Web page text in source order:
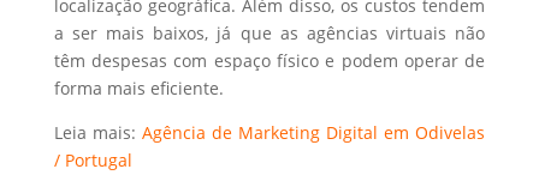
localização geográfica. Além disso, os custos tendem
a ser mais baixos, já que as agências virtuais não
têm despesas com espaço físico e podem operar de
forma mais eficiente.
Leia mais: Agência de Marketing Digital em Odivelas
/ Portugal